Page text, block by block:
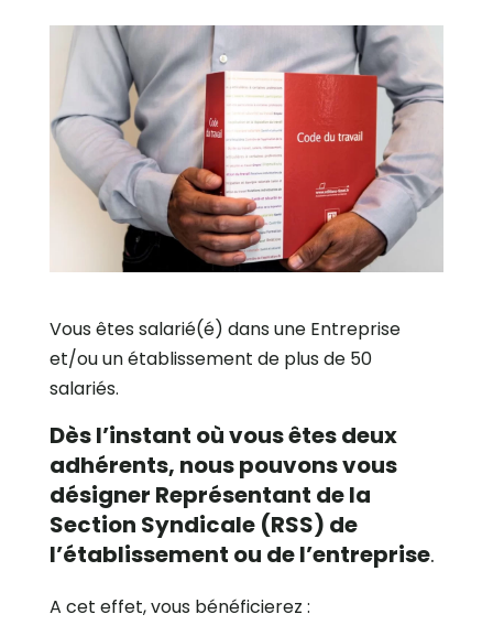
Vous êtes salarié(é) dans une Entreprise
et/ou un établissement de plus de 50
salariés.
Dès l’instant où vous êtes deux
adhérents, nous pouvons vous
désigner Représentant de la
Section Syndicale (RSS) de
l’établissement ou de l’entreprise.
A cet effet, vous bénéficierez :